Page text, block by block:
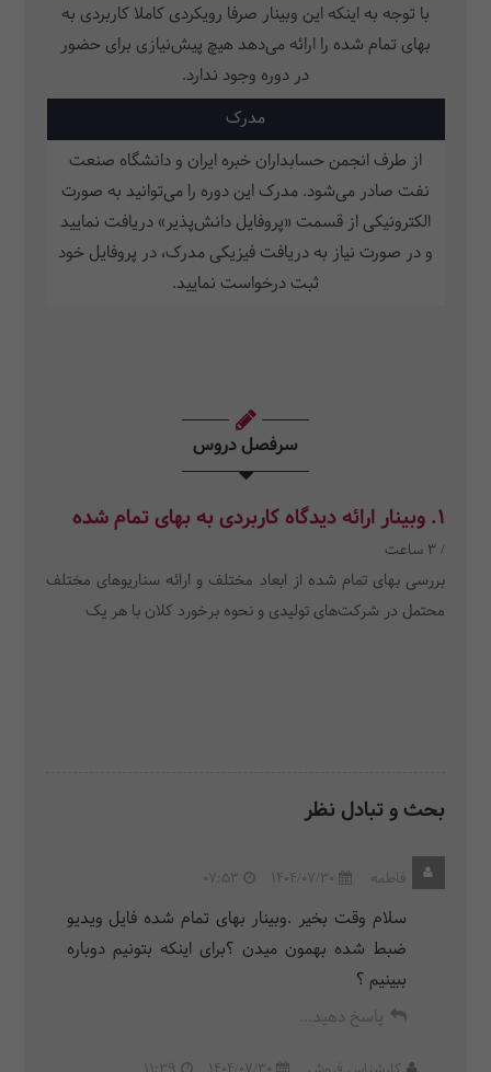
با توجه به اینکه این وبینار صرفا رویکردی کاملا کاربردی به
بهای تمام شده را ارائه می‌دهد هیچ پیش‌نیازی برای حضور
در دوره وجود ندارد.
مدرک
از طرف انجمن حسابداران خبره ایران و دانشگاه صنعت
نفت صادر می‌شود. مدرک این دوره را می‌توانید به صورت
الکترونیکی از قسمت «پروفایل دانش‌پذیر» دریافت نمایید
و در صورت نیاز به دریافت فیزیکی مدرک، در پروفایل خود
ثبت‌ درخواست نمایید.
سرفصل دروس
1. وبینار ارائه دیدگاه کاربردی به بهای تمام شده
/ 3 ساعت
بررسی بهای تمام شده از ابعاد مختلف و ارائه سناریوهای مختلف
محتمل در شرکت‌های تولیدی و نحوه برخورد کلان با هر یک
بحث و تبادل نظر
فاطمه 1404/07/30
07:53
سلام وقت بخیر .وبینار بهای تمام شده فایل ویدیو
ضبط شده بهمون میدن ؟برای اینکه بتونیم دوباره
ببینیم ؟
پاسخ دهید...